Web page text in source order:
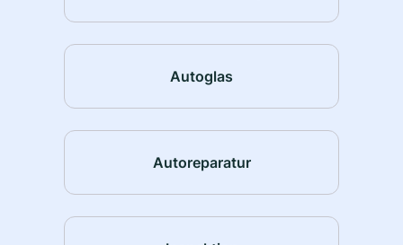
Autoglas
Autoreparatur